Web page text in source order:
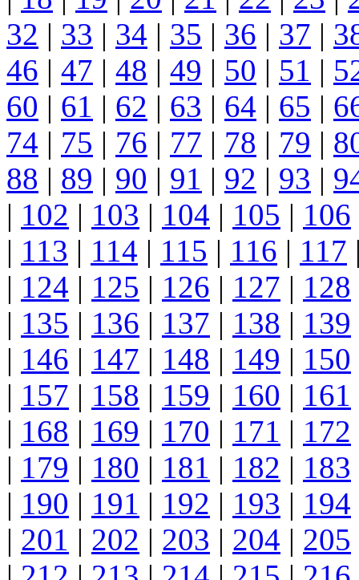
32 | 33 | 34 | 35 | 36 | 37 |
46 | 47 | 48 | 49 | 50 | 51 |
60 | 61 | 62 | 63 | 64 | 65 |
74 | 75 | 76 | 77 | 78 | 79 |
88 | 89 | 90 | 91 | 92 | 93 |
| 102 | 103 | 104 | 105 | 106
| 113 | 114 | 115 | 116 | 117
| 124 | 125 | 126 | 127 | 128
| 135 | 136 | 137 | 138 | 139
| 146 | 147 | 148 | 149 | 150
| 157 | 158 | 159 | 160 | 161
| 168 | 169 | 170 | 171 | 172
| 179 | 180 | 181 | 182 | 183
| 190 | 191 | 192 | 193 | 194
| 201 | 202 | 203 | 204 | 205